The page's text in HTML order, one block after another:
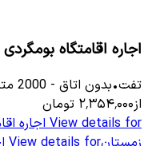
اجاره اقامتگاه
تفت•بدون اتاق -
2000
از۲٬۳۵۴٬۰۰۰ تومان
View details for اجاره